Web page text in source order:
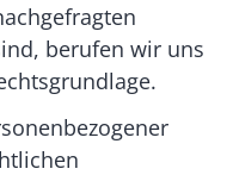
berufen wir uns